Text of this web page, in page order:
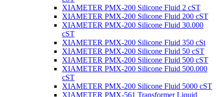
XIAMETER PMX-200 Silicone Fluid 2 cST
XIAMETER PMX-200 Silicone Fluid 200 cST
XIAMETER PMX-200 Silicone Fluid 30.000
cST
XIAMETER PMX-200 Silicone Fluid 350 cSt
XIAMETER PMX-200 Silicone Fluid 50 cST
XIAMETER PMX-200 Silicone Fluid 500 cST
XIAMETER PMX-200 Silicone Fluid 500.000
cST
XIAMETER PMX-200 Silicone Fluid 5000 cST
XIAMETER PMX-561 Transformer Liquid